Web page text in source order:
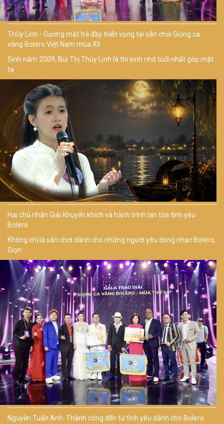
Thùy Linh - Gương mặt trẻ đầy triển vọng tại sân chơi Giọng ca
vàng Bolero Việt Nam mùa XII
Sinh năm 2009, Bùi Thị Thùy Linh là thí sinh nhỏ tuổi nhất góp mặt
tạ
Hai chủ nhân Giải Khuyến khích và hành trình lan tỏa tình yêu
Bolero
Không chỉ là sân chơi dành cho những người yêu dòng nhạc Bolero,
Giọn
Nguyễn Tuấn Anh: Thành công đến từ tình yêu dành cho Bolero